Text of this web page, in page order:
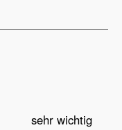
sehr wichtig